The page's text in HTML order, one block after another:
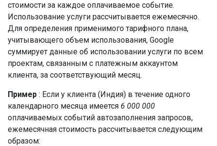
стоимости за каждое оплачиваемое событие.
Использование услуги рассчитывается ежемесячно.
Для определения применимого тарифного плана,
учитывающего объем использования, Google
суммирует данные об использовании услуги по всем
проектам, связанным с платежным аккаунтом
клиента, за соответствующий месяц.
Пример : Если у клиента (Индия) в течение одного
календарного месяца имеется 6 000 000
оплачиваемых событий автозаполнения запросов,
ежемесячная стоимость рассчитывается следующим
образом: